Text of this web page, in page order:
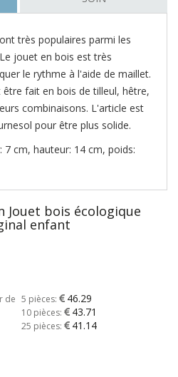
très populaires parmi les
jouet en bois est très
le rythme à l'aide de maillet.
fait en bois de tilleul, hêtre,
combinaisons. L'article est
pour être plus solide.
7 cm, hauteur: 14 cm, poids:
Jouet bois écologique
enfant
de 5 pièces: 46.29
10 pièces: 43.71
25 pièces: 41.14